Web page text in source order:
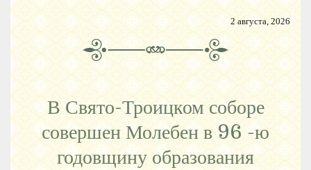
2 августа, 2026
В Свято-Троицком соборе
совершен Молебен в 96 -ю
годовщину образования